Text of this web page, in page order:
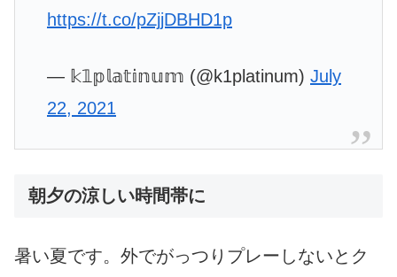
https://t.co/pZjjDBHD1p
— 𝕜𝟙𝕡𝕝𝕒𝕥𝕚𝕟𝕦𝕞 (@k1platinum) July
22, 2021
朝夕の涼しい時間帯に
暑い夏です。外でがっつりプレーしないとク